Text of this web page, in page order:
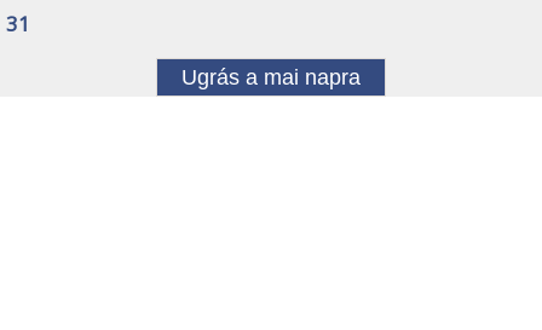
31
Ugrás a mai napra